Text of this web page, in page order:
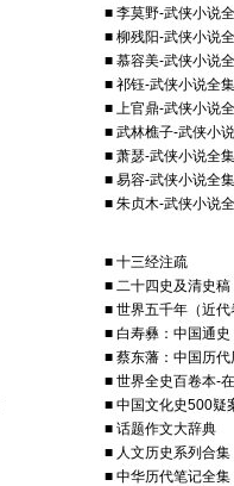
■ 李莫野-武侠小说
■ 柳残阳-武侠小说
■ 慕容美-武侠小说
■ 祁钰-武侠小说全集
■ 上官鼎-武侠小说
■ 武林樵子-武侠小
■ 萧瑟-武侠小说全集
■ 易容-武侠小说全集
■ 朱贞木-武侠小说
■ 十三经注疏
■ 二十四史及清史
■ 世界五千年（近代
■ 白寿彝：中国通史
■ 蔡东藩：中国历
■ 世界全史百卷本-
■ 中国文化史500疑
■ 话题作文大辞典
■ 人文历史系列合
■ 中华历代笔记全集